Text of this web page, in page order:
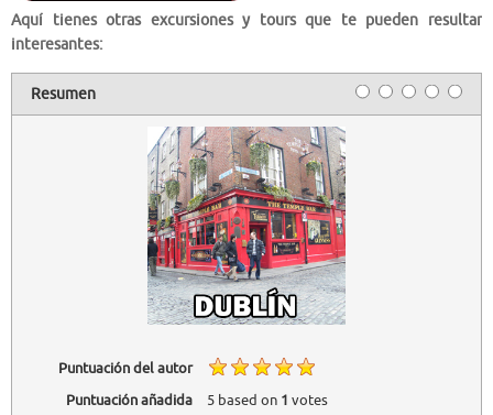
Aquí tienes otras excursiones y tours que te pueden resultar
interesantes:
Resumen
Puntuación del autor
Puntuación añadida
5based on 1 votes